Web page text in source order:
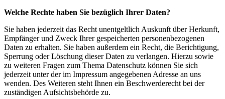
Welche Rechte haben Sie bezüglich Ihrer Daten?
Sie haben jederzeit das Recht unentgeltlich Auskunft über Herkunft,
Empfänger und Zweck Ihrer gespeicherten personenbezogenen
Daten zu erhalten. Sie haben außerdem ein Recht, die Berichtigung,
Sperrung oder Löschung dieser Daten zu verlangen. Hierzu sowie
zu weiteren Fragen zum Thema Datenschutz können Sie sich
jederzeit unter der im Impressum angegebenen Adresse an uns
wenden. Des Weiteren steht Ihnen ein Beschwerderecht bei der
zuständigen Aufsichtsbehörde zu.